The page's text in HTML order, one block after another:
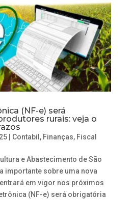
(NF-e) será
rurais: veja o
| Contabil , Finanças, Fiscal
e Abastecimento de São
importante sobre uma nova
em vigor nos próximos
(NF-e) será obrigatória